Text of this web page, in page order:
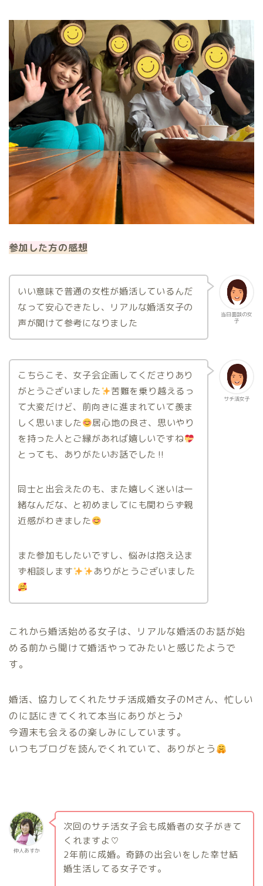
参加した方の感想
当日面談の女
子
いい意味で普通の女性が婚活しているんだ
なって安心できたし、リアルな婚活女子の
声が聞けて参考になりました
サチ活女子
こちらこそ、女子会企画してくださりあり
がとうございました
苦難を乗り越えるっ
て大変だけど、前向きに進まれていて羨ま
しく思いました
居心地の良さ、思いやり
を持った人とご縁があれば嬉しいですね
とっても、ありがたいお話でした‼
同士と出会えたのも、また嬉しく迷いは一
緒なんだな、と初めましてにも関わらず親
近感がわきました
また参加もしたいですし、悩みは抱え込ま
ず相談します
ありがとうございました
これから婚活始める女子は、リアルな婚活のお話が始
める前から聞けて婚活やってみたいと感じたようで
す。
婚活、協力してくれたサチ活成婚女子のMさん、忙しい
のに話にきてくれて本当にありがとう♪
今週末も会えるの楽しみにしています。
いつもブログを読んでくれていて、ありがとう
仲人あすか
次回のサチ活女子会も成婚者の女子がきて
くれますよ♡
2年前に成婚。奇跡の出会いをした幸せ結
婚生活してる女子です。